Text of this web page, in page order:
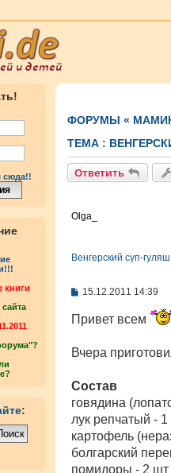
сюда!!
книги
:
ФОРУМЫ «
ТЕМА :
Ответить
Olga_
Венгерский суп-гуляш
С
о
б
н
е
15.12.2011 14:39
Привет всем
Вчера
Состав
говядина
лук репчатый -
картофель
болгарский
помидоры - 2 шт